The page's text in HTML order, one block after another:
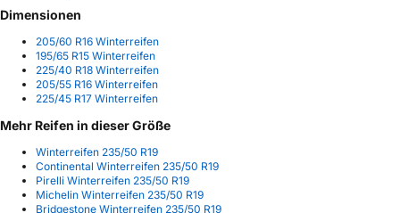
Dimensionen
205/60 R16 Winterreifen
195/65 R15 Winterreifen
225/40 R18 Winterreifen
205/55 R16 Winterreifen
225/45 R17 Winterreifen
Mehr Reifen in dieser Größe
Winterreifen 235/50 R19
Continental Winterreifen 235/50 R19
Pirelli Winterreifen 235/50 R19
Michelin Winterreifen 235/50 R19
Bridgestone Winterreifen 235/50 R19